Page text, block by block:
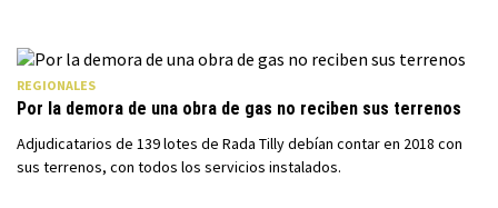
REGIONALES
Por la demora de una obra de gas no reciben sus terrenos
Adjudicatarios de 139 lotes de Rada Tilly debían contar en 2018 con
sus terrenos, con todos los servicios instalados.